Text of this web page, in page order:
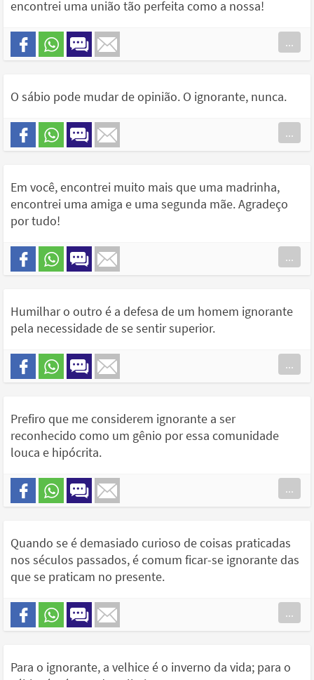
encontrei uma união tão perfeita como a nossa!
...
O sábio pode mudar de opinião. O ignorante, nunca.
...
Em você, encontrei muito mais que uma madrinha,
encontrei uma amiga e uma segunda mãe. Agradeço
por tudo!
...
Humilhar o outro é a defesa de um homem ignorante
pela necessidade de se sentir superior.
...
Prefiro que me considerem ignorante a ser
reconhecido como um gênio por essa comunidade
louca e hipócrita.
...
Quando se é demasiado curioso de coisas praticadas
nos séculos passados, é comum ficar-se ignorante das
que se praticam no presente.
...
Para o ignorante, a velhice é o inverno da vida; para o